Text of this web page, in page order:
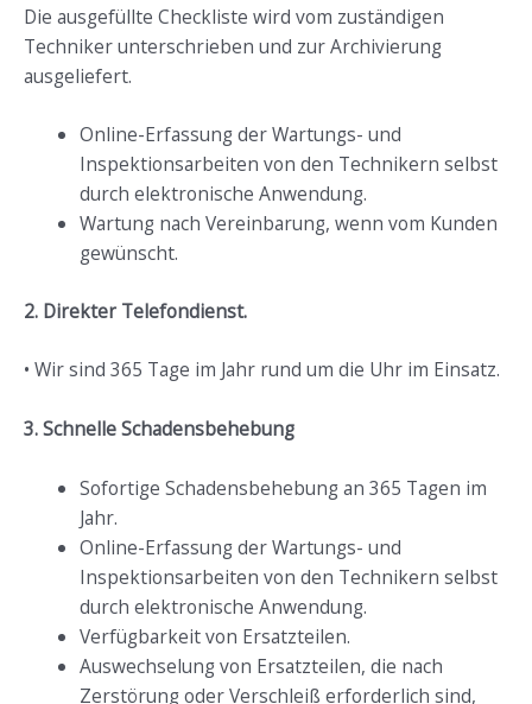
Die ausgefüllte Checkliste wird vom zuständigen
Techniker unterschrieben und zur Archivierung
ausgeliefert.
Online-Erfassung der Wartungs- und
Inspektionsarbeiten von den Technikern selbst
durch elektronische Anwendung.
Wartung nach Vereinbarung, wenn vom Kunden
gewünscht.
2. Direkter Telefondienst.
• Wir sind 365 Tage im Jahr rund um die Uhr im Einsatz.
3. Schnelle Schadensbehebung
Sofortige Schadensbehebung an 365 Tagen im
Jahr.
Online-Erfassung der Wartungs- und
Inspektionsarbeiten von den Technikern selbst
durch elektronische Anwendung.
Verfügbarkeit von Ersatzteilen.
Auswechselung von Ersatzteilen, die nach
Zerstörung oder Verschleiß erforderlich sind,